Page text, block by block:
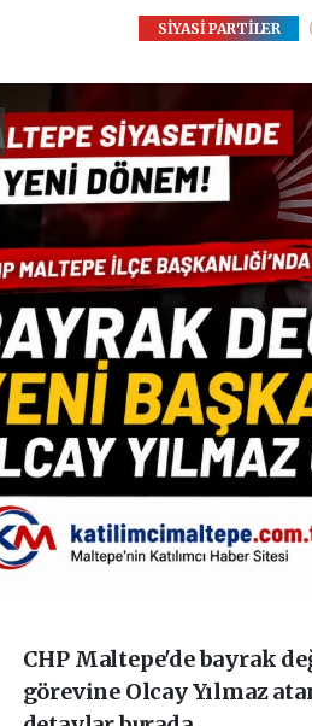
SİYASİ PARTİLER
CHP Maltepe'de bayrak
görevine Olcay Yılmaz